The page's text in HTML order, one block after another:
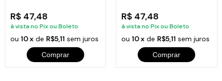
01 Pazinha para Carvão Brasa Lenha - Tamanho 64cm.
Código:MC-A3mn
R$ 47,48
à vista no Pix ou Boleto
ou 10 xde R$5,11 sem juros
Comprar
R$ 47,48
à vista no Pix ou Boleto
ou 10 xde R$5,11 sem juros
Comprar